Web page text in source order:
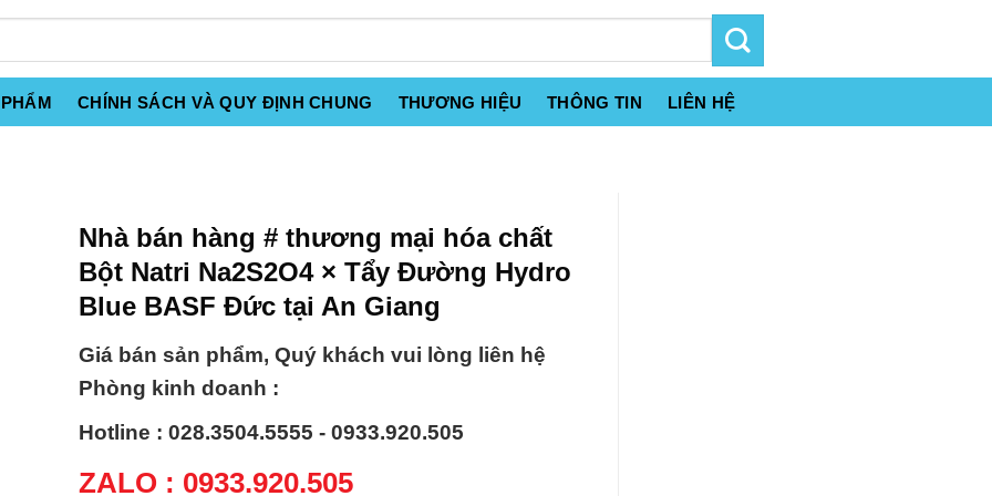
CHÍNH SÁCH VÀ QUY ĐỊNH CHUNG THƯƠNG HIỆU THÔNG TIN LIÊN HỆ
Nhà bán hàng # thương mại hóa chất
Bột Natri Na2S2O4 × Tẩy Đường Hydro
Blue BASF Đức tại An Giang
Giá bán sản phẩm, Quý khách vui lòng liên hệ
Phòng kinh doanh :
Hotline : 028.3504.5555 - 0933.920.505
ZALO : 0933.920.505